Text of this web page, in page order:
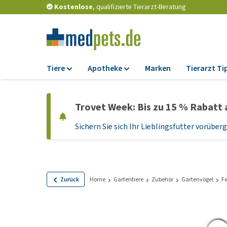
Kostenlose, qualifizierte Tierarzt-Beratung
Tiere
Trockenfutter
Nassfutter
Hundefutter
Glutenfreies
Apotheke
Zeckenschutz und
Flohmittel
Probiotika und
Medizinisches
Marken Tierarzt
Trovet Week: Bis zu 15 %
Sichern Sie sich Ihr Lieblingsfutter
Zurück Home Gartentiere Zubehör Gartenvögel